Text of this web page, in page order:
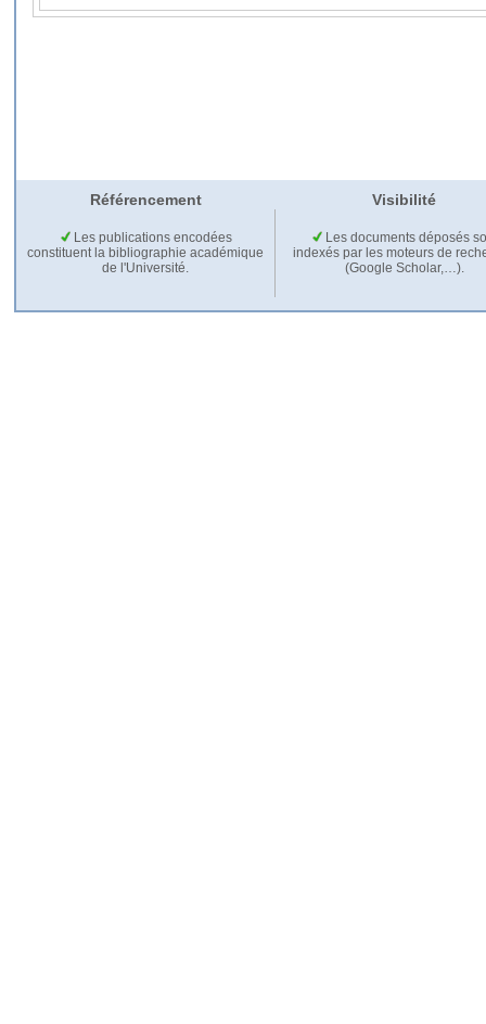
Référencement Visibilité
Les publications encodées
constituent la bibliographie académique
de l'Université.
Les documents déposés
indexés par les moteurs de
(Google Scholar,…).